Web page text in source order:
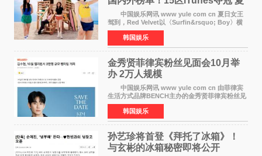
日女王强势回归
中国娱乐网讯 www yule com cn 夏日女王
驾到，Red Velvet以〈Surfin&rsquo; Boy〉横
扫国内外榜单，获得音乐粉丝的热烈反响。
Red Velvet于3日发行了夏日迷你专辑《Velvet
Summer》，
韩国娱乐
金秀贤菲律宾粉丝见面会10月举
办 2万人规模
中国娱乐网讯 www yule com cn 由菲律宾
生活方式品牌BENCH主办的金秀贤菲律宾粉丝见
面会，将于10月2日在马尼拉SM Mall of
Asia（MOA）竞技场举行，预计规模达2万人。
这也是金秀贤自去年陷
韩国娱乐
孙艺珍将首登《拜托了冰箱》！
与玄彬的冰箱秘密即将公开